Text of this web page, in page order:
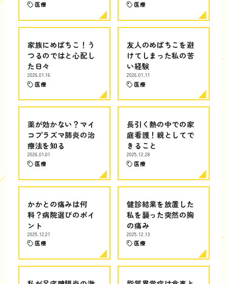
医療 医療
家族にめばちこ！う
つるのではと心配し
た日々
2026.01.16
医療
友人のめばちこを避
けてしまった私の苦
い経験
2026.01.11
医療
薬が効かない？マイ
コプラズマ肺炎の治
療法を知る
2026.01.01
医療
長引く熱の中での家
庭看護！親としてで
きること
2025.12.28
医療
かかとの痛みは何
科？病院選びのポイ
ント
2025.12.21
医療
健診結果を放置した
私を襲った突然の胸
の痛み
2025.12.13
医療